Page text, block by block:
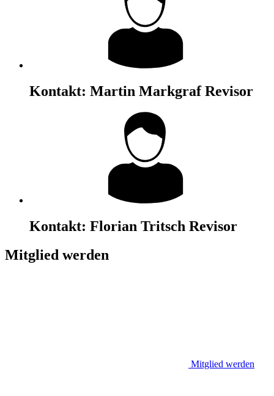
Kontakt: Martin MarkgrafRevisor
Kontakt: Florian Tritsch Revisor
Mitglied werden
Mitglied werden